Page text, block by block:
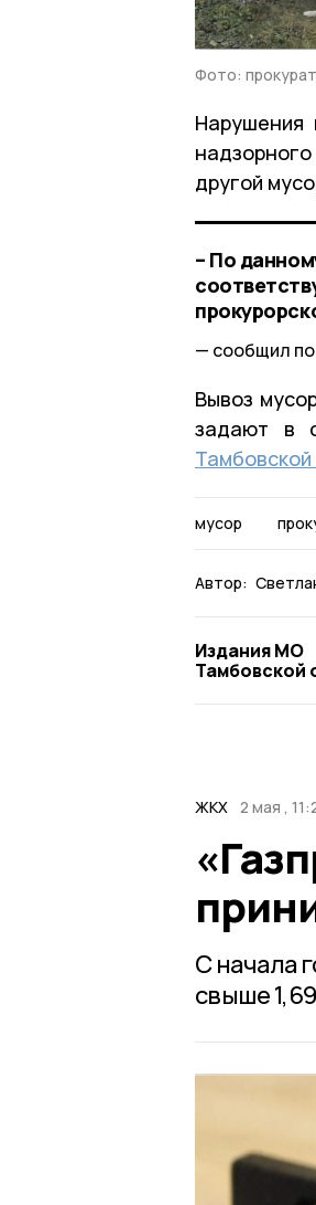
Фото:
Нарушения
другой
– По
сообщил
Вывоз
задают в
мусор
Автор:
Издания МО
Тамбовской
ЖКХ 2 мая ,
С начала
свыше